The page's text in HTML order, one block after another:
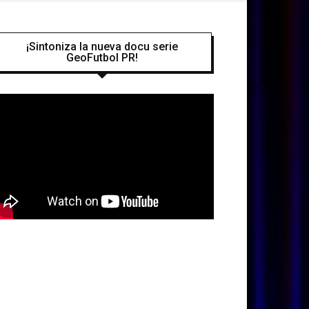
¡Sintoniza la nueva docu serie
GeoFutbol PR!